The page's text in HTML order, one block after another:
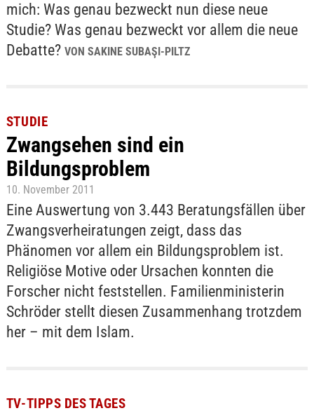
mich: Was genau bezweckt nun diese neue
Studie? Was genau bezweckt vor allem die neue
Debatte? VON SAKINE SUBAŞI-PILTZ
STUDIE
Zwangsehen sind ein
Bildungsproblem
10. November 2011
Eine Auswertung von 3.443 Beratungsfällen über
Zwangsverheiratungen zeigt, dass das
Phänomen vor allem ein Bildungsproblem ist.
Religiöse Motive oder Ursachen konnten die
Forscher nicht feststellen. Familienministerin
Schröder stellt diesen Zusammenhang trotzdem
her – mit dem Islam.
TV-TIPPS DES TAGES